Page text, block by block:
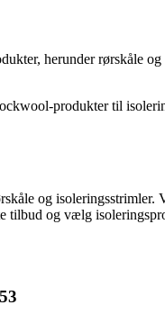
herunder rørskåle og
produkter til
og isoleringsstrimler.
tilbud og vælg
53